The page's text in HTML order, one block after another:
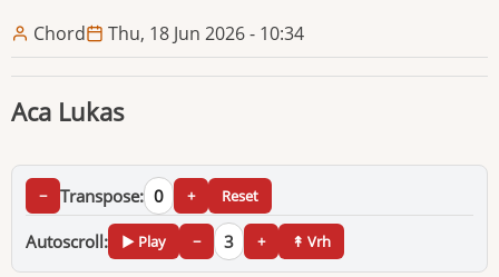
Chord Thu, 18 Jun 2026 - 10:34
Aca Lukas
− Transpose: 0 + Reset
Autoscroll: ▶ Play − 3 + ↟ Vrh